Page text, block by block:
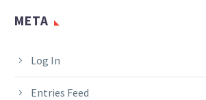
META
Log In
Entries Feed